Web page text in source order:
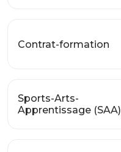
Contrat-formation
Sports-Arts-
Apprentissage (SAA)